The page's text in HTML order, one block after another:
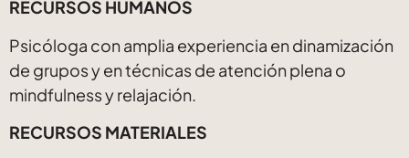
RECURSOS HUMANOS
Psicóloga con amplia experiencia en dinamización
de grupos y en técnicas de atención plena o
mindfulness y relajación.
RECURSOS MATERIALES